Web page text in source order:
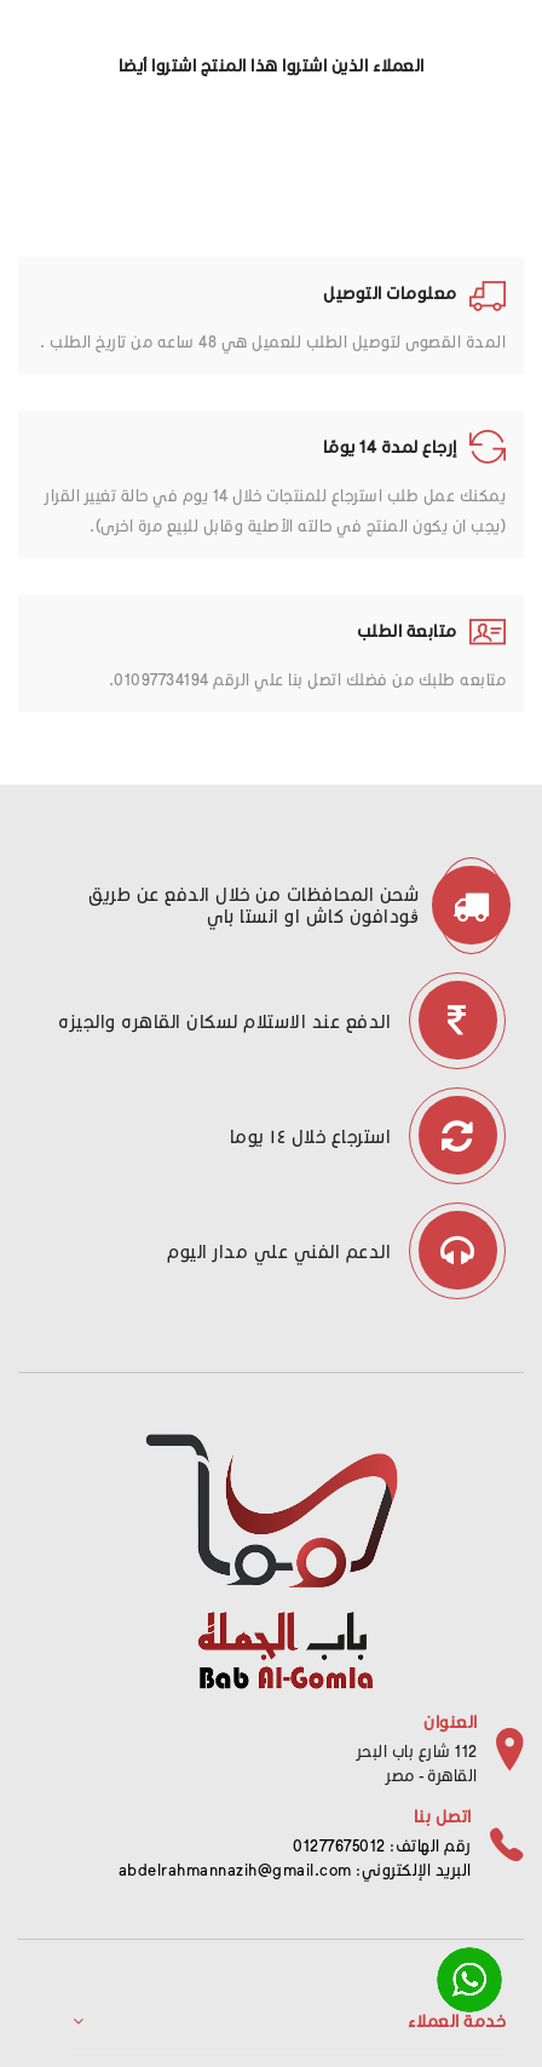
العملاء الذين اشتروا هذا المنتج اشتروا أيضا
معلومات التوصيل
المدة القصوى لتوصيل الطلب للعميل هي 48 ساعه من تاريخ الطلب .
إرجاع لمدة 14 يومًا
يمكنك عمل طلب استرجاع للمنتجات خلال 14 يوم في حالة تغيير القرار
(يجب ان يكون المنتج في حالته الأصلية وقابل للبيع مرة اخرى).
متابعة الطلب
متابعه طلبك من فضلك اتصل بنا علي الرقم 01097734194.
شحن المحافظات من خلال الدفع عن طريق
ڤودافون كاش او انستا باي
الدفع عند الاستلام لسكان القاهره والجيزه
استرجاع خلال ١٤ يوما
الدعم الفني علي مدار اليوم
العنوان
112 شارع باب البحر
القاهرة - مصر
اتصل بنا
رقم الهاتف: 01277675012
البريد الإلكتروني: abdelrahmannazih@gmail.com
خدمة العملاء